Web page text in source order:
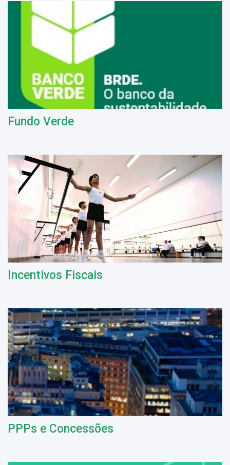
Fundo Verde
Incentivos Fiscais
PPPs e Concessões